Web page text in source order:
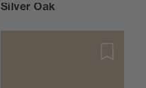
Silver Oak